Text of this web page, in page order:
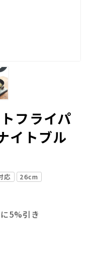
フライパ
イトブル
応 26cm
5%引き